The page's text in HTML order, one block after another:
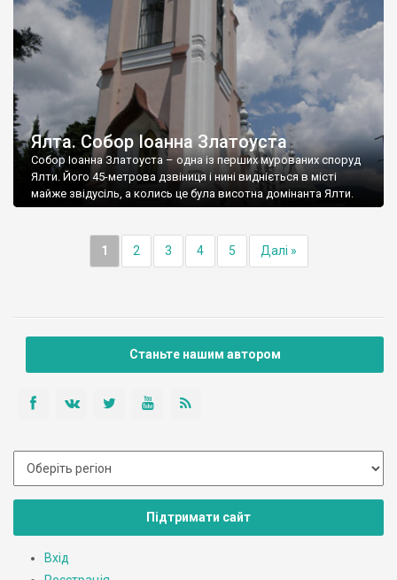
Ялта. Собор Іоанна Златоуста
Собор Іоанна Златоуста – одна із перших мурованих споруд
Ялти. Його 45-метрова дзвіниця і нині видніється в місті
майже звідусіль, а колись це була висотна домінанта Ялти.
1 2 3 4 5 Далі »
Станьте нашим автором
Підтримати сайт
Вхід